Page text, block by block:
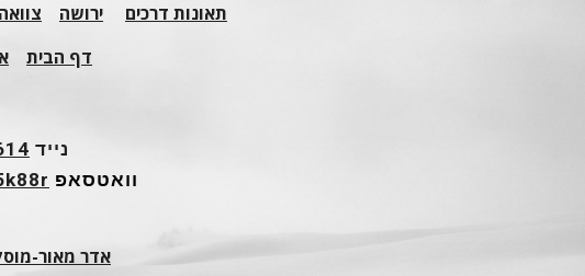
תאונות דרכים
ירושה צוואה
דף הבית
נייד
וואטסאפ
אדר מאור-